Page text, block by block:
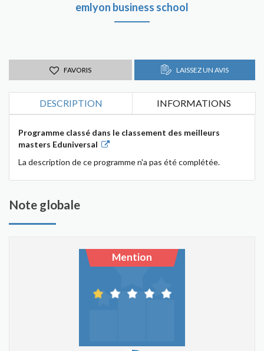
emlyon business school
FAVORIS LAISSEZ UN AVIS
DESCRIPTION INFORMATIONS
Programme classé dans le classement des meilleurs
masters Eduniversal
La description de ce programme n'a pas été complétée.
Note globale
Mention